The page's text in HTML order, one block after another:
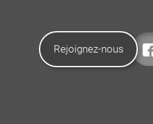
Rejoignez-nous